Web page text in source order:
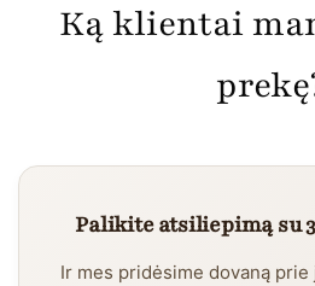
Ką klientai
Palikite atsiliepimą su
Ir mes pridėsime dovaną